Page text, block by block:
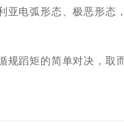
亚电弧形态、极恶形态
规蹈矩的简单对决，取